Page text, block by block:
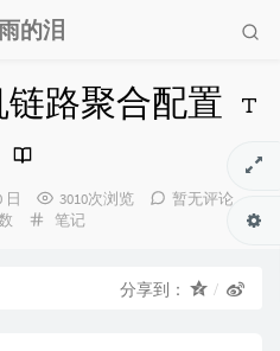
的泪
链路聚合配置
日 3010次浏览
暂无评论
分
笔记
分享到：